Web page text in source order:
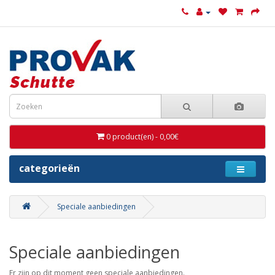
0 product(en) - 0,00€
categorieën
Speciale aanbiedingen
Speciale aanbiedingen
Er zijn op dit moment geen speciale aanbiedingen.